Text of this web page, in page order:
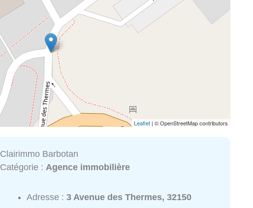
Leaflet | © OpenStreetMap contributors
Clairimmo Barbotan
Catégorie : Agence immobilière
Adresse :3 Avenue des Thermes, 32150